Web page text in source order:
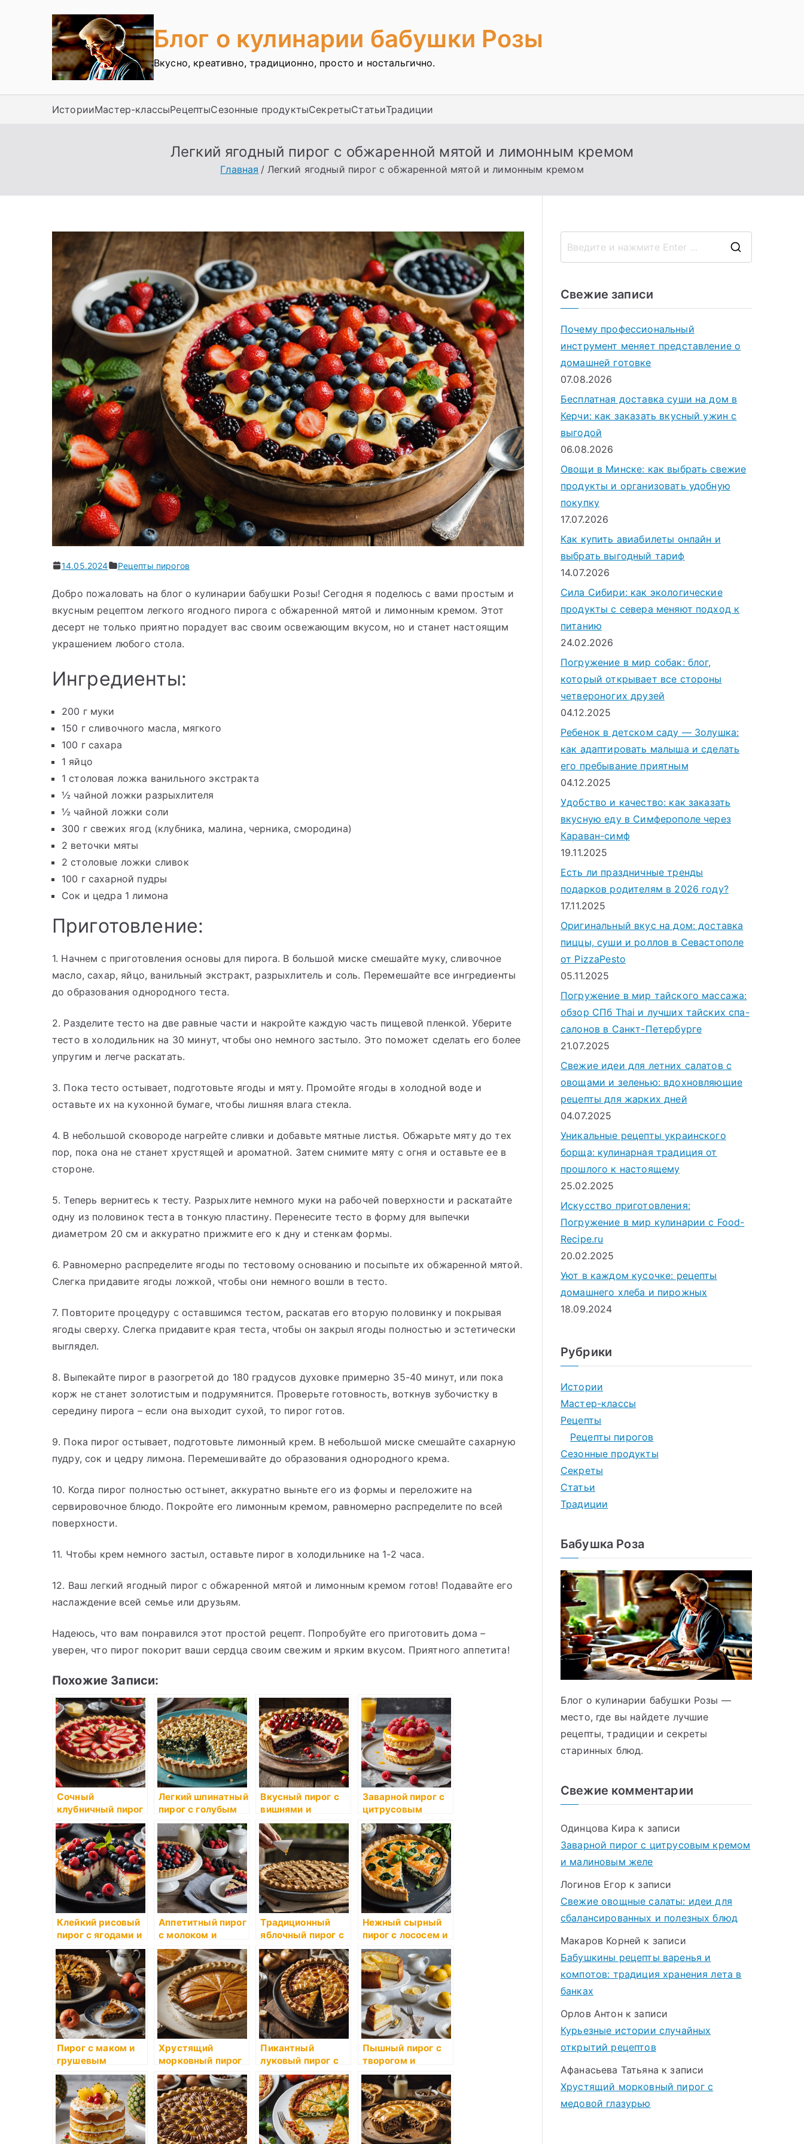
содержимому
Блог о кулинарии бабушки Розы
Вкусно, креативно, традиционно, просто и ностальгично.
ИсторииМастер-классыРецептыСезонные продуктыСекретыСтатьиТрадиции
Легкий ягодный пирог с обжаренной мятой и лимонным кремом
Главная Легкий ягодный пирог с обжаренной мятой и лимонным кремом
14.05.2024 Рецепты пирогов
Добро пожаловать на блог о кулинарии бабушки Розы! Сегодня я поделюсь с вами простым и
вкусным рецептом легкого ягодного пирога с обжаренной мятой и лимонным кремом. Этот
десерт не только приятно порадует вас своим освежающим вкусом, но и станет настоящим
украшением любого стола.
Ингредиенты:
200 г муки
150 г сливочного масла, мягкого
100 г сахара
1 яйцо
1 столовая ложка ванильного экстракта
½ чайной ложки разрыхлителя
½ чайной ложки соли
300 г свежих ягод (клубника, малина, черника, смородина)
2 веточки мяты
2 столовые ложки сливок
100 г сахарной пудры
Сок и цедра 1 лимона
Приготовление:
1. Начнем с приготовления основы для пирога. В большой миске смешайте муку, сливочное
масло, сахар, яйцо, ванильный экстракт, разрыхлитель и соль. Перемешайте все ингредиенты
до образования однородного теста.
2. Разделите тесто на две равные части и накройте каждую часть пищевой пленкой. Уберите
тесто в холодильник на 30 минут, чтобы оно немного застыло. Это поможет сделать его более
упругим и легче раскатать.
3. Пока тесто остывает, подготовьте ягоды и мяту. Промойте ягоды в холодной воде и
оставьте их на кухонной бумаге, чтобы лишняя влага стекла.
4. В небольшой сковороде нагрейте сливки и добавьте мятные листья. Обжарьте мяту до тех
пор, пока она не станет хрустящей и ароматной. Затем снимите мяту с огня и оставьте ее в
стороне.
5. Теперь вернитесь к тесту. Разрыхлите немного муки на рабочей поверхности и раскатайте
одну из половинок теста в тонкую пластину. Перенесите тесто в форму для выпечки
диаметром 20 см и аккуратно прижмите его к дну и стенкам формы.
6. Равномерно распределите ягоды по тестовому основанию и посыпьте их обжаренной мятой.
Слегка придавите ягоды ложкой, чтобы они немного вошли в тесто.
7. Повторите процедуру с оставшимся тестом, раскатав его вторую половинку и покрывая
ягоды сверху. Слегка придавите края теста, чтобы он закрыл ягоды полностью и эстетически
выглядел.
8. Выпекайте пирог в разогретой до 180 градусов духовке примерно 35-40 минут, или пока
корж не станет золотистым и подрумянится. Проверьте готовность, воткнув зубочистку в
середину пирога – если она выходит сухой, то пирог готов.
9. Пока пирог остывает, подготовьте лимонный крем. В небольшой миске смешайте сахарную
пудру, сок и цедру лимона. Перемешивайте до образования однородного крема.
10. Когда пирог полностью остынет, аккуратно выньте его из формы и переложите на
сервировочное блюдо. Покройте его лимонным кремом, равномерно распределите по всей
поверхности.
11. Чтобы крем немного застыл, оставьте пирог в холодильнике на 1-2 часа.
12. Ваш легкий ягодный пирог с обжаренной мятой и лимонным кремом готов! Подавайте его
наслаждение всей семье или друзьям.
Надеюсь, что вам понравился этот простой рецепт. Попробуйте его приготовить дома –
уверен, что пирог покорит ваши сердца своим свежим и ярким вкусом. Приятного аппетита!
Похожие Записи:
Сочный
клубничный пирог
с воздушным
заварным кремом
Легкий шпинатный
пирог с голубым
сыром и орехами
Вкусный пирог с
вишнями и
сливочным
кремом
Заварной пирог с
цитрусовым
кремом и
малиновым желе
Клейкий рисовый
пирог с ягодами и
ванильной
глазурью
Аппетитный пирог
с молоком и
ягодами,
приготовленный
на пару
Традиционный
яблочный пирог с
корочкой, как у
бабушки
Нежный сырный
пирог с лососем и
шпинатом
Пирог с маком и
грушевым
повидлом по
старинному
рецепту
Хрустящий
морковный пирог
с медовой
глазурью
Пикантный
луковый пирог с
грудинкой и
сыром
Пышный пирог с
творогом и
лимонной цедрой
Свежие записи
Почему профессиональный
инструмент меняет представление о
домашней готовке
07.08.2026
Бесплатная доставка суши на дом в
Керчи: как заказать вкусный ужин с
выгодой
06.08.2026
Овощи в Минске: как выбрать свежие
продукты и организовать удобную
покупку
17.07.2026
Как купить авиабилеты онлайн и
выбрать выгодный тариф
14.07.2026
Сила Сибири: как экологические
продукты с севера меняют подход к
питанию
24.02.2026
Погружение в мир собак: блог,
который открывает все стороны
четвероногих друзей
04.12.2025
Ребенок в детском саду — Золушка:
как адаптировать малыша и сделать
его пребывание приятным
04.12.2025
Удобство и качество: как заказать
вкусную еду в Симферополе через
Караван-симф
19.11.2025
Есть ли праздничные тренды
подарков родителям в 2026 году?
17.11.2025
Оригинальный вкус на дом: доставка
пиццы, суши и роллов в Севастополе
от PizzaPesto
05.11.2025
Погружение в мир тайского массажа:
обзор СПб Thai и лучших тайских спа-
салонов в Санкт-Петербурге
21.07.2025
Свежие идеи для летних салатов с
овощами и зеленью: вдохновляющие
рецепты для жарких дней
04.07.2025
Уникальные рецепты украинского
борща: кулинарная традиция от
прошлого к настоящему
25.02.2025
Искусство приготовления:
Погружение в мир кулинарии с Food-
Recipe.ru
20.02.2025
Уют в каждом кусочке: рецепты
домашнего хлеба и пирожных
18.09.2024
Рубрики
Истории
Мастер-классы
Рецепты
Рецепты пирогов
Сезонные продукты
Секреты
Статьи
Традиции
Бабушка Роза
Блог о кулинарии бабушки Розы —
место, где вы найдете лучшие
рецепты, традиции и секреты
старинных блюд.
Свежие комментарии
Одинцова Кира к записи
Заварной пирог с цитрусовым кремом
и малиновым желе
Логинов Егор к записи
Свежие овощные салаты: идеи для
сбалансированных и полезных блюд
Макаров Корней к записи
Бабушкины рецепты варенья и
компотов: традиция хранения лета в
банках
Орлов Антон к записи
Курьезные истории случайных
открытий рецептов
Афанасьева Татьяна к записи
Хрустящий морковный пирог с
медовой глазурью